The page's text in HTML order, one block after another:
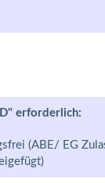
erforderlich:
(ABE/ EG